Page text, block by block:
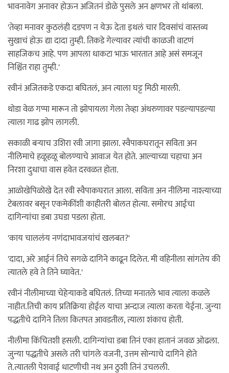
भावनावेग अनावर होऊन अजितनं डोळे पुसले अन क्षणभर तो थांबला.
'तेव्हा मनावर कुठलंही दडपण न येऊ देता इथलं चार दिवसांचं वास्तव्य
सुखाचं होऊ द्या दादा तुम्ही. तिकडे गेल्यावर त्यांची काळजी वाटणं
साहजिकच आहे. पण आपला धाकटा भाऊ भारतात आहे असं समजून
निश्चिंत राहा तुम्ही.'
रवीनं अजितकडे एकदा बघितलं, अन त्याला घट्ट मिठी मारली.
थोडा वेळ गप्पा मारून तो झोपायला गेला तेव्हा अंथरुणावर पडल्यापडल्या
त्याला गाढ झोप लागली.
सकाळी बर्‍याच उशिरा रवी जागा झाला. स्वैपाकघरातून सविता अन
नीलिमाचे हळूहळू बोलण्याचे आवाज येत होते. आल्याच्या चहाचा अन
निरशा दुधाचा वास हवेत दरवळत होता.
आळोखेपिळोखे देत रवी स्वैपाकघरात आला. सविता अन नीलिमा नाश्त्याच्या
टेबलावर बसून एकमेकींशी काहीतरी बोलत होत्या. समोरच आईचा
दागिन्यांचा डबा उघडा पडला होता.
'काय चाललंय नणंदाभावजयांचं खलबत?'
'दादा, अरे आईनं तिचे सगळे दागिने काढून दिलेत. मी वहिनीला सांगतेय की
त्यातले हवे ते तिने घ्यावेत.'
रवीनं नीलीमाच्या चेहेर्‍याकडे बघितलं. तिच्या मनातले भाव त्याला कळले
नाहीत.तिची काय प्रतिक्रिया होईल याचा अन्दाज त्याला करता येईना. जुन्या
पद्धतीचे दागिने तिला कितपत आवडतील, त्याला शंकाच होती.
नीलीमा किंचितशी हसली. दागिन्यांचा डबा तिनं एका हातानं जवळ ओढला.
जुन्या पद्धतीचे असले तरी चांगले वजनी, उत्तम सोन्याचे दागिने होते
ते.त्यातली पेशवाई धाटणीची नथ अन ठुशी तिनं उचलली.